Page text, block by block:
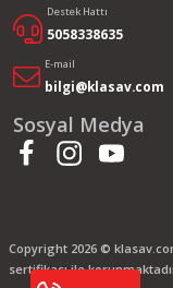
Destek Hattı
5058338635
E-mail
bilgi@klasav.com
Sosyal Medya
Copyright 2026 ©
sertifikası ile